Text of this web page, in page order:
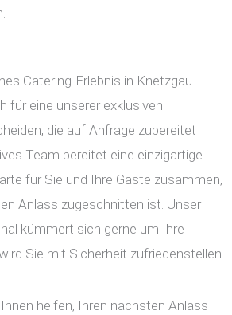
Catering-Erlebnis in Knetzgau
für eine unserer exklusiven
die auf Anfrage zubereitet
Team bereitet eine einzigartige
für Sie und Ihre Gäste zusammen,
Anlass zugeschnitten ist. Unser
kümmert sich gerne um Ihre
Sie mit Sicherheit zufriedenstellen.
helfen, Ihren nächsten Anlass